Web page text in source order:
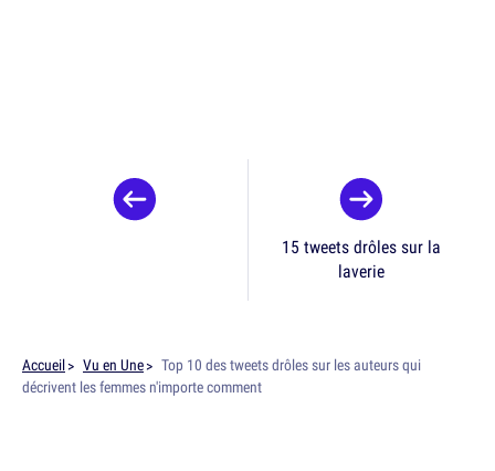
15 tweets drôles sur la
laverie
Accueil Vu en Une
Top 10 des tweets drôles sur les auteurs qui
décrivent les femmes n'importe comment